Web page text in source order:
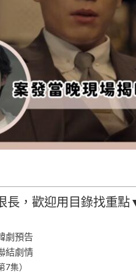
長，歡迎用目錄找重
劇預告
結劇情
集）